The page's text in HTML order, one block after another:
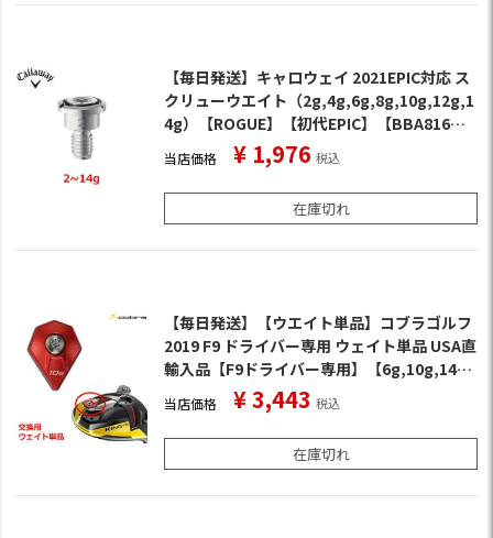
【毎日発送】キャロウェイ 2021EPIC対応 ス
クリューウエイト（2g,4g,6g,8g,10g,12g,1
4g）【ROGUE】【初代EPIC】【BBA816】
【GBB】【XR16】【2021EPIC】
当店価格 ¥ 1,976 税込
在庫切れ
【毎日発送】【ウエイト単品】コブラゴルフ
2019 F9 ドライバー専用 ウェイト単品 USA直
輸入品【F9ドライバー専用】【6g,10g,14g,
18g】
当店価格 ¥3,443 税込
在庫切れ